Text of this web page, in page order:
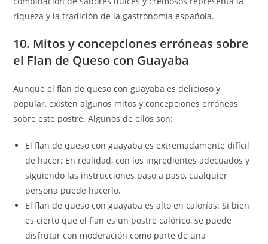
riqueza y la tradición de la gastronomía española.
10. Mitos y concepciones erróneas sobre
el Flan de Queso con Guayaba
Aunque el flan de queso con guayaba es delicioso y
popular, existen algunos mitos y concepciones erróneas
sobre este postre. Algunos de ellos son:
El flan de queso con guayaba es extremadamente difícil
de hacer: En realidad, con los ingredientes adecuados y
siguiendo las instrucciones paso a paso, cualquier
persona puede hacerlo.
El flan de queso con guayaba es alto en calorías: Si bien
es cierto que el flan es un postre calórico, se puede
disfrutar con moderación como parte de una